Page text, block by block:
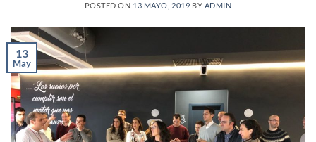
POSTED ON 13 MAYO, 2019 BY ADMIN
13
May